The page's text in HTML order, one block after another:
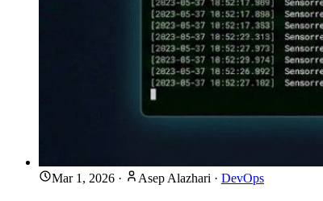
Mar 1, 2026 · Asep Alazhari · DevOps